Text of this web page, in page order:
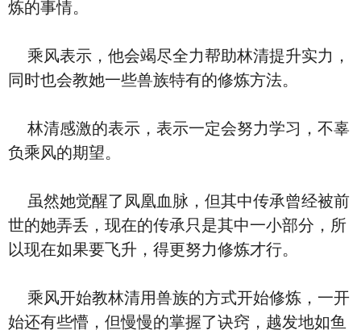
炼的事情。
乘风表示，他会竭尽全力帮助林清提升实力，
同时也会教她一些兽族特有的修炼方法。
林清感激的表示，表示一定会努力学习，不辜
负乘风的期望。
虽然她觉醒了凤凰血脉，但其中传承曾经被前
世的她弄丢，现在的传承只是其中一小部分，所
以现在如果要飞升，得更努力修炼才行。
乘风开始教林清用兽族的方式开始修炼，一开
始还有些懵，但慢慢的掌握了诀窍，越发地如鱼